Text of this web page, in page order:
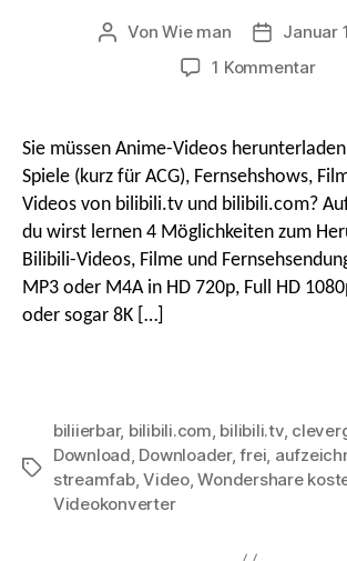
Beitragsautor
VonWie man
Nach
Datum
Januar
1 KommentarAn
Sie
&
in
Sie müssen Anime-Videos
Spiele (kurz für ACG), Fernsehshows,
Videos von bilibili.tv und bilibili.com?
du wirst lernen 4 Möglichkeiten zum
Bilibili-Videos, Filme und
MP3 oder M4A in HD 720p, Full HD
oder sogar 8K […]
Stichworte
biliierbar, bilibili.com, bilibili.tv,
Download, Downloader,frei,
streamfab,Video,Wondershare
Videokonverter